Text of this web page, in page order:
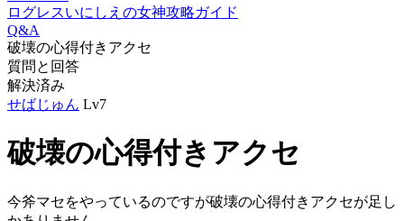
ログレスいにしえの女神攻略ガイド
Q&A
破壊の心得付きアクセ
質問と回答
解決済み
せばじゅん Lv7
破壊の心得付きアクセ
今斧マセをやっているのですが破壊の心得付きアクセが足し